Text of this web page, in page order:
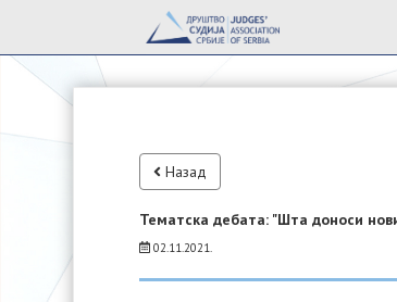
Назад
Тематска дебата: "Шта доноси
02.11.2021.